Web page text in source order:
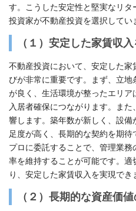
す。こうした安定性と堅実なリ
投資家が不動産投資を選択してい
（１）安定した家賃収
不動産投資において、安定した
びが非常に重要です。まず、立
が良く、生活環境が整ったエリ
入居者確保につながります。ま
響します。築年数が新しく、設
足度が高く、長期的な契約を期
プロに委託することで、管理業
率を維持することが可能です。
り、安定した家賃収入を実現でき
（２） 長期的な資産価